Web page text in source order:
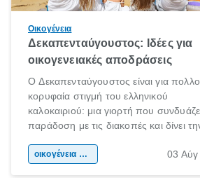
Οικογένεια
Δεκαπενταύγουστος: Ιδέες για
οικογενειακές αποδράσεις
Ο Δεκαπενταύγουστος είναι για
κορυφαία στιγμή του ελληνικού
καλοκαιριού: μια γιορτή που
παράδοση με τις διακοπές και δίνει
χώρας. Είτε πρόκειται για λίγες μέρες
οικογένεια & παιδί 03